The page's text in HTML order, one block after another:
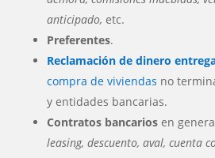
anticipado, etc.
Preferentes.
Reclamación de dinero
compra de viviendas no
y entidades bancarias.
Contratos bancariosen
leasing, descuento, aval, cuenta